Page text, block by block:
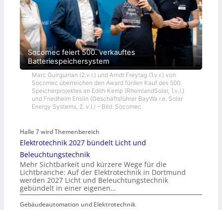
Socomec feiert 500. verkauftes
Batteriespeichersystem
Marc Guirguirian (2.v.r.) und Arndt Freytag (1.v.r.) von
Socomec überreichen den Award fürden Kauf des 500.
Speicherprojektes an Edith Kemp (RheinlandSolar, 1.v.l.)
und Friedhelm Enslin (Geschäftsführer BayWa r.e. Solar
Energy Systems, 2. v.l.) – Bild: Socomec
Halle 7 wird Themenbereich
Elektrotechnik 2027 bündelt Licht und
Beleuchtungstechnik
Mehr Sichtbarkeit und kürzere Wege für die
Lichtbranche: Auf der Elektrotechnik in Dortmund
werden 2027 Licht und Beleuchtungstechnik
gebündelt in einer eigenen…
Gebäudeautomation und Elektrotechnik